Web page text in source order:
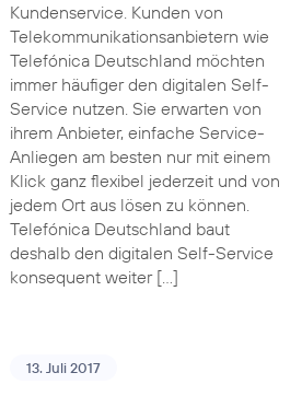
Kundenservice. Kunden von
Telekommunikationsanbietern wie
Telefónica Deutschland möchten
immer häufiger den digitalen Self-
Service nutzen. Sie erwarten von
ihrem Anbieter, einfache Service-
Anliegen am besten nur mit einem
Klick ganz flexibel jederzeit und von
jedem Ort aus lösen zu können.
Telefónica Deutschland baut
deshalb den digitalen Self-Service
konsequent weiter […]
13. Juli 2017